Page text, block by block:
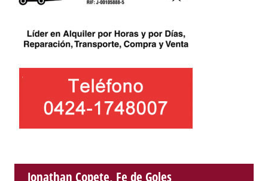
Jonathan Copete, Fe de Goles